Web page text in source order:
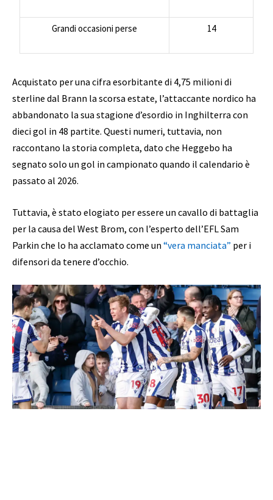
Grandi occasioni perse 14
Acquistato per una cifra esorbitante di 4,75 milioni di
sterline dal Brann la scorsa estate, l’attaccante nordico ha
abbandonato la sua stagione d’esordio in Inghilterra con
dieci gol in 48 partite. Questi numeri, tuttavia, non
raccontano la storia completa, dato che Heggebo ha
segnato solo un gol in campionato quando il calendario è
passato al 2026.
Tuttavia, è stato elogiato per essere un cavallo di battaglia
per la causa del West Brom, con l’esperto dell’EFL Sam
Parkin che lo ha acclamato come un “vera manciata” per i
difensori da tenere d’occhio.